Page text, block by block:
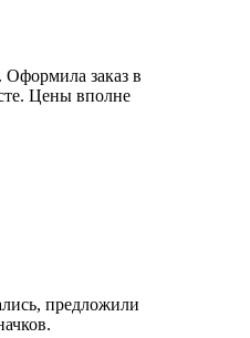
Оформила заказ в
Цены вполне
предложили